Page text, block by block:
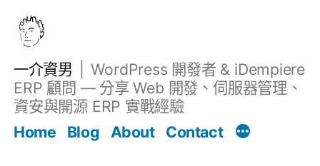
一介資男
WordPress 開發者 & iDempiere
ERP 顧問 — 分享 Web 開發、伺服器管理、
資安與開源 ERP 實戰經驗
Home
Blog About Contact
文章